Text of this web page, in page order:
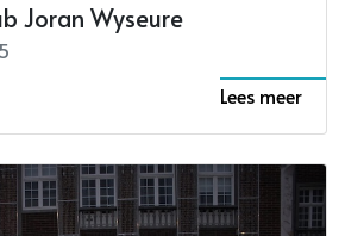
Joran Wyseure
Lees meer